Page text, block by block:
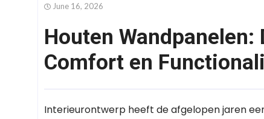
June 16, 2026
Houten
Comfort en
Interieurontwerp heeft de afgelopen jaren